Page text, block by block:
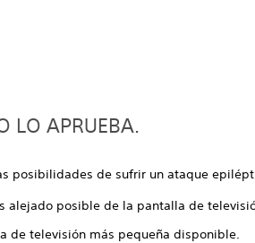
LO APRUEBA.
posibilidades de sufrir un ataque
alejado posible de la pantalla de
de televisión más pequeña disponible.